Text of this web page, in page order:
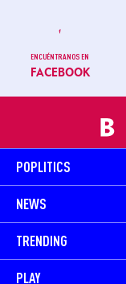
ENCUÉNTRANOS EN
FACEBOOK
POPLITICS
NEWS
TRENDING
PLAY